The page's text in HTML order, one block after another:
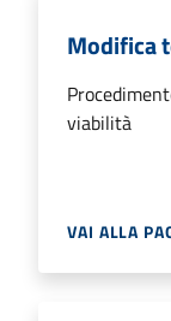
Modifica
viabilità
VAI ALLA